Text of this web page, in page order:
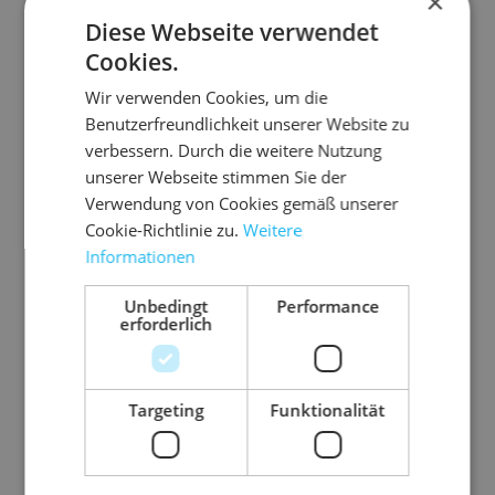
Artikelinformationen
Distanzpolster mit großer Auflagefläche
optimal als Zwischenlage geeignet
mit permanent haftender Verklebung - klebt
fast überall
Lieferung in 1 m langen Stangen, vorperforiert,
Abmessung
65 mm x 25 mm x 64
mm (A x B x C)
Ausführung
Pads
Marke
NOMAPACK
Diese Webseite verwendet
Cookies.
Wir verwenden Cookies, um die
Benutzerfreundlichkeit unserer Website zu
verbessern. Durch die weitere Nutzung
unserer Webseite stimmen Sie der
Verwendung von Cookies gemäß unserer
Cookie-Richtlinie zu.Weitere
Informationen
Unbedingt
erforderlich
Performance
Targeting Funktionalität